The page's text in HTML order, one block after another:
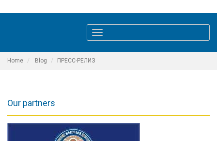
navigation
Home Blog ПРЕСС-РЕЛИЗ
Our partners